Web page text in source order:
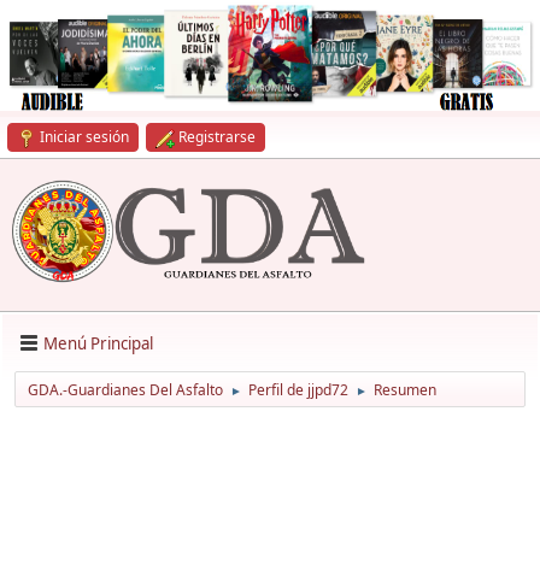
Iniciar sesión Registrarse
Menú Principal
GDA.-Guardianes Del Asfalto ► Perfil de jjpd72 ► Resumen